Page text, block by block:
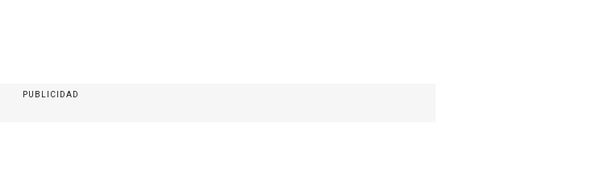
PUBLICIDAD